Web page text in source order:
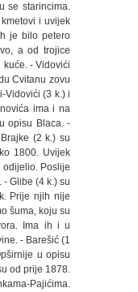
se starincima.
i uvijek
je bilo petero
a od trojice
kuće. - Vidovići
Cvitanu zovu
Vidovići (3 k.) i
ima i na
opisu Blaca. -
(2 k.) su
1800. Uvijek
Poslije
Glibe (4 k.) su
Prije njih nije
šuma, koju su
Ima ih i u
- Barešić (1
u opisu
od prije 1878.
Pajićima.